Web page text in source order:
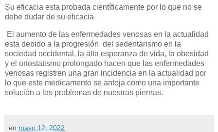
Su eficacia esta probada científicamente por lo que no se
debe dudar de su eficacia.
El aumento de las enfermedades venosas en la actualidad
esta debido a la progresión del sedentarismo en la
sociedad occidental, la alta esperanza de vida, la obesidad
y el ortostatismo prolongado hacen que las enfermedades
venosas registren una gran incidencia en la actualidad por
lo que este medicamento se antoja como una importante
solución a los problemas de nuestras piernas.
en mayo 12, 2022